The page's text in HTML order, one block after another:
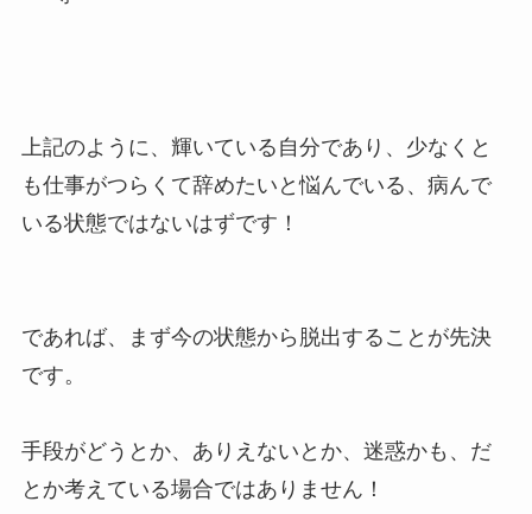
上記のように、輝いている自分であり、少なくと
も仕事がつらくて辞めたいと悩んでいる、病んで
いる状態ではないはずです！
であれば、まず今の状態から脱出することが先決
です。
手段がどうとか、ありえないとか、迷惑かも、だ
とか考えている場合ではありません！